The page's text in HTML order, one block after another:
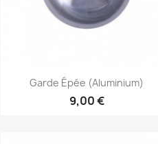
Aperçu rapide
Garde Épée (Aluminium)
9,00 €